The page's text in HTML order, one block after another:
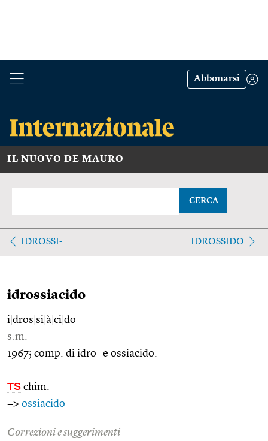
Abbonarsi
IL NUOVO DE MAURO
CERCA
IDROSSI- IDROSSIDO
idrossiacido
i dros si à ci do
s.m.
1967; comp. di idro- e ossiacido.
TS chim.
=> ossiacido
Correzioni e suggerimenti